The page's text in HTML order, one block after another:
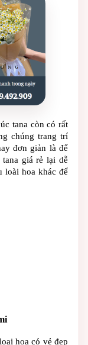
tana còn có rất
chúng trang trí
đơn giản là để
giá rẻ lại dễ
loài hoa khác để
hoa có vẻ đẹp